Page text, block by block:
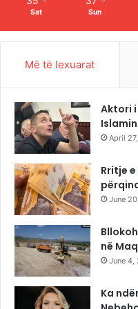
Sat Sun
Më të lexuarat
Aktori
April
Rritje
June
në
June 4,
Ka